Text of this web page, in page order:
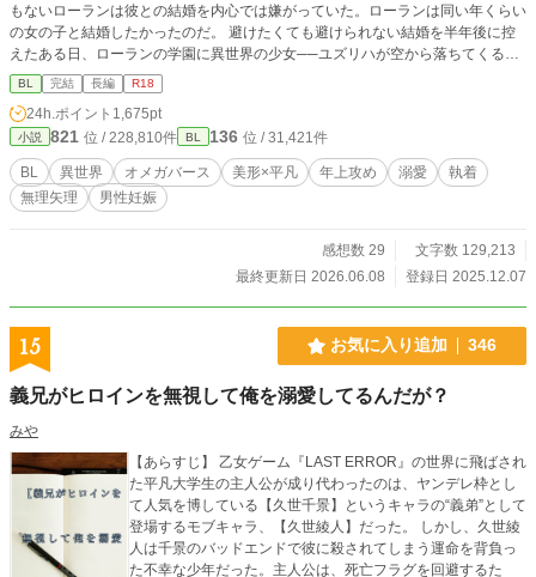
もないローランは彼との結婚を内心では嫌がっていた。ローランは同い年くらい
の女の子と結婚したかったのだ。 避けたくても避けられない結婚を半年後に控
えたある日、ローランの学園に異世界の少女──ユズリハが空から落ちてくる。
ユズリハのお披露目パーティーをきっかけに、ローランはルシアンとユズリハを
くっつけようと画策するのだが…… 婚約破棄されることを目論んでいたオメガ
が、それまで甘やかしてくれていた婚約者のアルファにきつめのお仕置きをされ
る話。 スパダリ風執着アルファ(28)×ベータに見える平凡オメガ(18)
BL 完結 長編 R18
24h.ポイント 1,675pt
小説 821 位 / 228,810件 BL 136 位 / 31,421件
BL 異世界 オメガバース 美形×平凡 年上攻め 溺愛
執着
無理矢理
男性妊娠
感想数 29
文字数 129,213
最終更新日 2026.06.08
登録日 2025.12.07
15 お気に入り追加 346
義兄がヒロインを無視して俺を溺愛してるんだが？
みや
【あらすじ】 乙女ゲーム『LAST ERROR』の世界に飛ばされ
た平凡大学生の主人公が成り代わったのは、ヤンデレ枠とし
て人気を博している【久世千景】というキャラの“義弟”として
登場するモブキャラ、【久世綾人】だった。 しかし、久世綾
人は千景のバッドエンドで彼に殺されてしまう運命を背負っ
た不幸な少年だった。主人公は、死亡フラグを回避するた